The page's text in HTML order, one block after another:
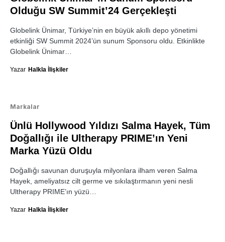
Olduğu SW Summit’24 Gerçekleşti
Globelink Ünimar, Türkiye’nin en büyük akıllı depo yönetimi
etkinliği SW Summit 2024’ün sunum Sponsoru oldu. Etkinlikte
Globelink Ünimar…
Yazar Halkla İlişkiler
Markalar
Ünlü Hollywood Yıldızı Salma Hayek, Tüm
Doğallığı ile Ultherapy PRIME’ın Yeni
Marka Yüzü Oldu
Doğallığı savunan duruşuyla milyonlara ilham veren Salma
Hayek, ameliyatsız cilt germe ve sıkılaştırmanın yeni nesli
Ultherapy PRIME’ın yüzü…
Yazar Halkla İlişkiler